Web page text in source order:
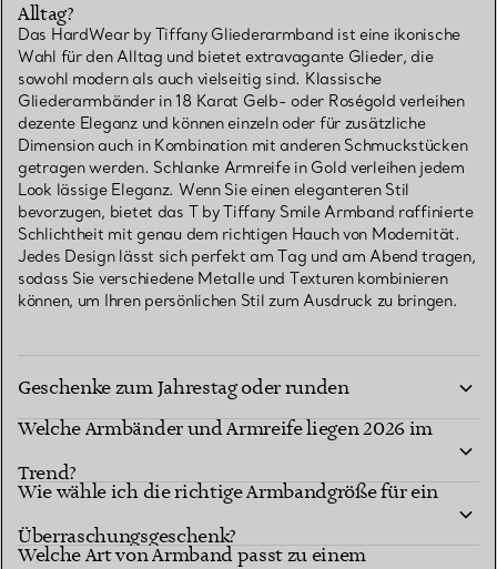
Alltag?
Das HardWear by Tiffany Gliederarmband ist eine ikonische
Wahl für den Alltag und bietet extravagante Glieder, die
sowohl modern als auch vielseitig sind. Klassische
Gliederarmbänder in 18 Karat Gelb- oder Roségold verleihen
dezente Eleganz und können einzeln oder für zusätzliche
Dimension auch in Kombination mit anderen Schmuckstücken
getragen werden. Schlanke Armreife in Gold verleihen jedem
Look lässige Eleganz. Wenn Sie einen eleganteren Stil
bevorzugen, bietet das T by Tiffany Smile Armband raffinierte
Schlichtheit mit genau dem richtigen Hauch von Modernität.
Jedes Design lässt sich perfekt am Tag und am Abend tragen,
sodass Sie verschiedene Metalle und Texturen kombinieren
können, um Ihren persönlichen Stil zum Ausdruck zu bringen.
Geschenke zum Jahrestag oder runden
Geburtstag?
Welche Armbänder und Armreife liegen 2026 im
Trend?
Wie wähle ich die richtige Armbandgröße für ein
Überraschungsgeschenk?
Welche Art von Armband passt zu einem